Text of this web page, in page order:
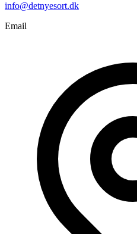
info@detnyesort.dk
Email